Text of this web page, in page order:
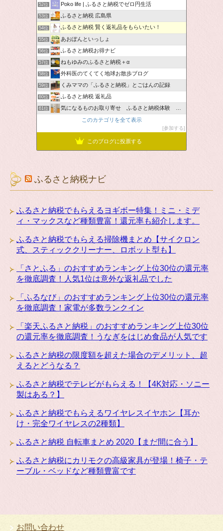
52位 Poko life | ふるさと納税でゼロ円生活
53位 ふるさと納税 広島県
54位 ふるさと納税 賢く返礼品をもらいたい！
55位 あおぽんといっしょ
56位 ふるさと納税お得ナビ
57位 ねもゆみのふるさと納税＋α
58位 外科医のてくてく地球お散歩ブログ
59位 くみママの「ふるさと納税」とごはんの記録
60位 ふるさと納税 返礼品
61位
気になるものお取り寄せ ふるさと納税体験 ＆ お薦め情報
このカテゴリを全て表示
参加する
このブログに投票する
ふるさと納税ナビ
ふるさと納税でもらえるヨギボー特集！ミニ・ミデ
ィ・マックスなど種類豊富！還元率も紹介します。
ふるさと納税でもらえる掃除機まとめ【サイクロン
式、スティッククリーナー、ロボット型も】
「さとふる」のおすすめランキング上位30位の還元率
を徹底調査！人気1位は意外な返礼品でした
「ふるなび」のおすすめランキング上位30位の還元率
を徹底調査！家電が多数ランクイン
「楽天ふるさと納税」のおすすめランキング上位30位
の還元率を徹底調査！うなぎをはじめ食品が人気です
ふるさと納税の限度額を超えた場合のデメリット、超
えるとどうなる？
ふるさと納税でテレビがもらえる！【4K対応・ソニー
製はある？】
ふるさと納税でもらえるワイヤレスイヤホン【耳か
け・完全ワイヤレスの2種類】
ふるさと納税 自転車まとめ 2020【まだ間に合う】
ふるさと納税にカリモクの高級家具が登場！椅子・テ
ーブル・ベッドなど種類豊富です
お問い合わせ